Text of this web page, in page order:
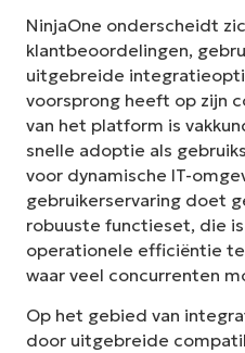
NinjaOne onderscheidt
klantbeoordelingen,
uitgebreide
voorsprong heeft op zijn
van het platform is
snelle adoptie als
voor dynamische IT-
gebruikerservaring doet
robuuste functieset, die
operationele efficiëntie
waar veel concurrenten
Op het gebied van
door uitgebreide